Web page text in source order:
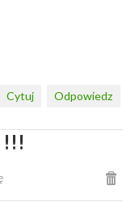
Odpowiedz
Cytuj
!!!